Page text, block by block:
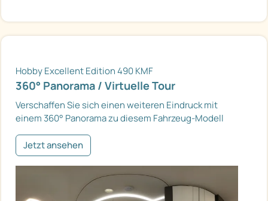
Hobby Excellent Edition 490 KMF
360° Panorama / Virtuelle Tour
Verschaffen Sie sich einen weiteren Eindruck mit
einem 360° Panorama zu diesem Fahrzeug-Modell
Jetzt ansehen